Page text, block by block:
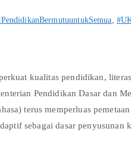
,
kualitas pendidikan,
Pendidikan Dasar dan
terus memperluas
sebagai dasar penyusunan